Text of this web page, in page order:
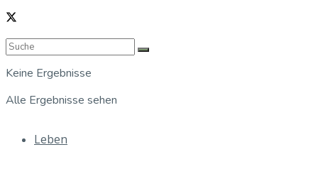
Keine Ergebnisse
Alle Ergebnisse sehen
Leben